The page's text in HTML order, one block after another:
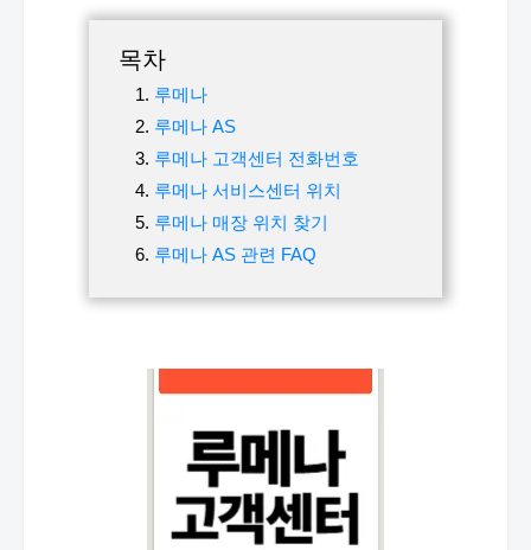
목차
루메나
루메나 AS
루메나 고객센터 전화번호
루메나 서비스센터 위치
루메나 매장 위치 찾기
루메나 AS 관련 FAQ